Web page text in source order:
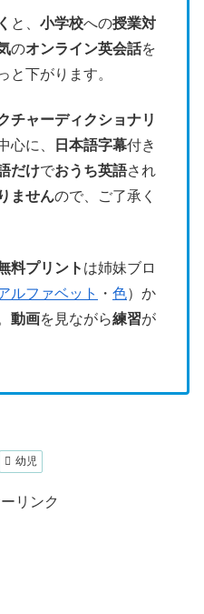
と、 小学校への授業対
のオンライン英会話を
と下がります。
チャーディクショナリ
心に、 日本語字幕付き
だけでおうち英語され
ませんので、ご了承く
料プリント は姉妹ブロ
ルファベット ・ 色）か
動画を見ながら練習が
幼児
リンク